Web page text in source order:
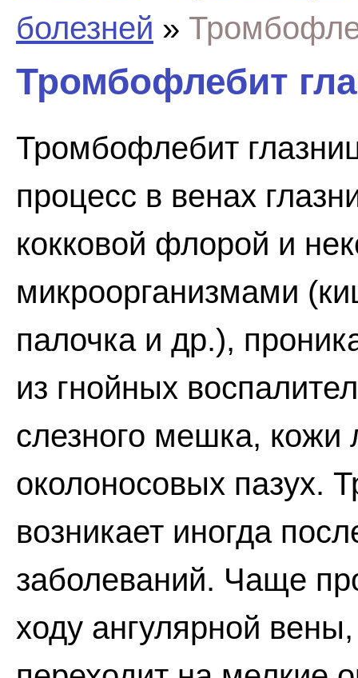
болезней »
Тромбофлебит
Тромбофлебит
процесс в венах
кокковой флорой и
микроорганизмами
палочка и др.),
из гнойных
слезного мешка, кожи
околоносовых пазух.
возникает иногда
заболеваний. Чаще
ходу ангулярной